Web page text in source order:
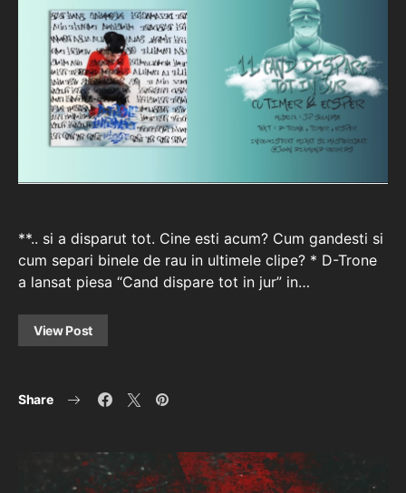
**.. si a disparut tot. Cine esti acum? Cum gandesti si
cum separi binele de rau in ultimele clipe? * D-Trone
a lansat piesa “Cand dispare tot in jur” in…
View Post
Share